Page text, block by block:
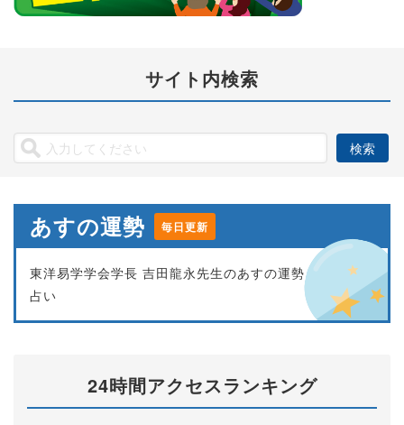
サイト内検索
あすの運勢 毎日更新
東洋易学学会学長 吉田龍永先生のあすの運勢
占い
24時間アクセスランキング